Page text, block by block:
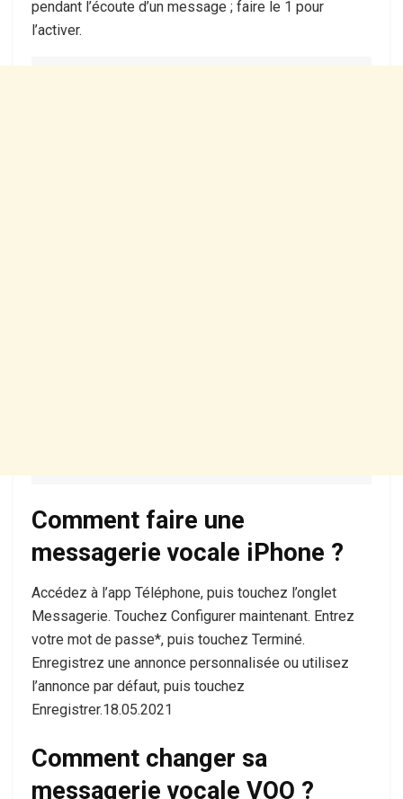
pendant l’écoute d’un message ; faire le 1 pour
l’activer.
Comment faire une
messagerie vocale iPhone ?
Accédez à l’app Téléphone, puis touchez l’onglet
Messagerie. Touchez Configurer maintenant. Entrez
votre mot de passe*, puis touchez Terminé.
Enregistrez une annonce personnalisée ou utilisez
l’annonce par défaut, puis touchez
Enregistrer.18.05.2021
Comment changer sa
messagerie vocale VOO ?